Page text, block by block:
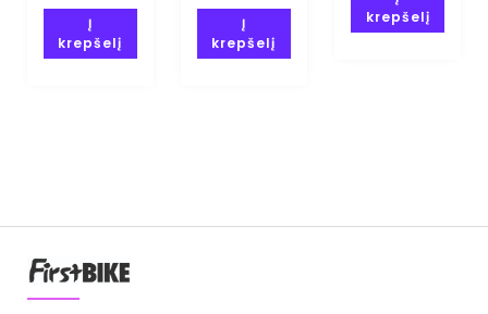
Į
krepšelį
Į
krepšelį
krepšelį